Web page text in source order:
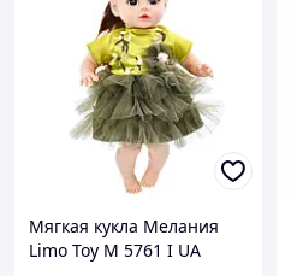
Мягкая кукла Мелания
Limo Toy M 5761 I UA